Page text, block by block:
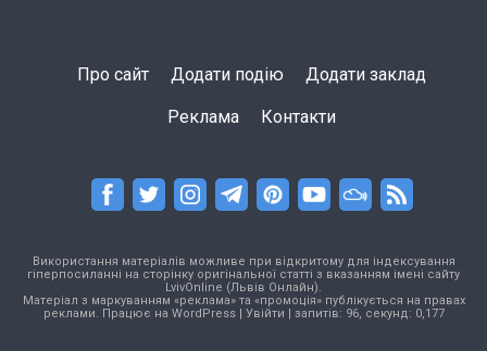
Про сайт Додати подію Додати заклад
Реклама Контакти
Використання матеріалів можливе при відкритому для індексування
гіперпосиланні на сторінку оригінальної статті з вказанням імені сайту
LvivOnline (Львів Онлайн).
Матеріал з маркуванням «реклама» та «промоція» публікується на правах
реклами. Працює на WordPress| Увійти | запитів: 96, секунд: 0,177